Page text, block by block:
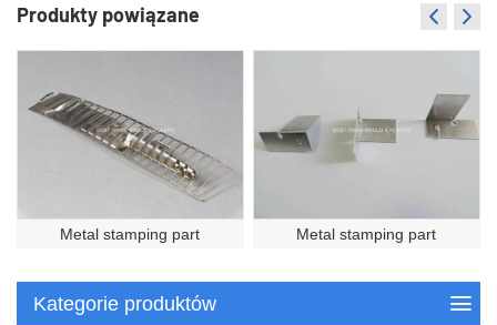
Produkty powiązane
Metal stamping part Metal stamping part
Kategorie produktów